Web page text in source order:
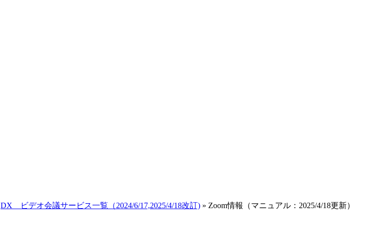
DX ビデオ会議サービス一覧（2024/6/17,2025/4/18改訂) » Zoom情報（マニュアル：2025/4/18更新）